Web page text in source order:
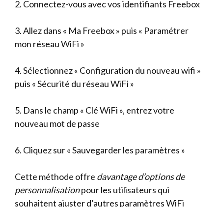
2. Connectez-vous avec vos identifiants Freebox
3. Allez dans « Ma Freebox » puis « Paramétrer
mon réseau WiFi »
4. Sélectionnez « Configuration du nouveau wifi »
puis « Sécurité du réseau WiFi »
5. Dans le champ « Clé WiFi », entrez votre
nouveau mot de passe
6. Cliquez sur « Sauvegarder les paramètres »
Cette méthode offre davantage d’options de
personnalisationpour les utilisateurs qui
souhaitent ajuster d’autres paramètres WiFi